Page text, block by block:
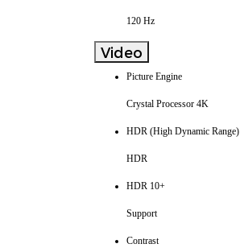
120 Hz
Video
Picture Engine
Crystal Processor 4K
HDR (High Dynamic Range)
HDR
HDR 10+
Support
Contrast